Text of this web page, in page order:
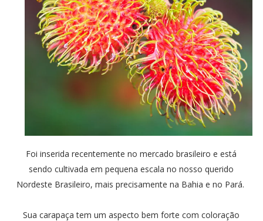
Foi inserida recentemente no mercado brasileiro e está
sendo cultivada em pequena escala no nosso querido
Nordeste Brasileiro, mais precisamente na Bahia e no Pará.
Sua carapaça tem um aspecto bem forte com coloração